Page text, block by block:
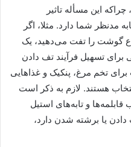
این مسأله تاثیر
مدنظر شما دارد. مثلا، اگر
گوشت را تفت می‌دهید، یک
برای تسهیل فرآیند تف دادن
تخم مرغ، پنکیک و غذاهایی
هستند. لازم به ذکر است
و تابه‌های استیل
دادن یا برشته شدن دارد،